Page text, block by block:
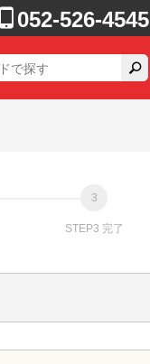
052-526-4545
STEP3 完了